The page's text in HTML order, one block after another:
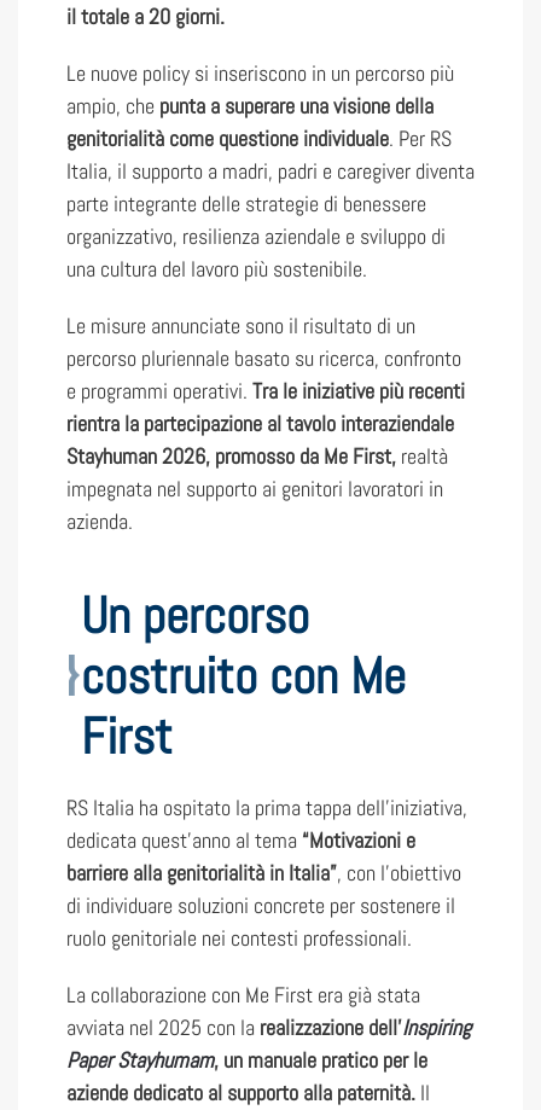
il totale a 20 giorni.
Le nuove policy si inseriscono in un percorso più
ampio, che punta a superare una visione della
genitorialità come questione individuale. Per RS
Italia, il supporto a madri, padri e caregiver diventa
parte integrante delle strategie di benessere
organizzativo, resilienza aziendale e sviluppo di
una cultura del lavoro più sostenibile.
Le misure annunciate sono il risultato di un
percorso pluriennale basato su ricerca, confronto
e programmi operativi. Tra le iniziative più recenti
rientra la partecipazione al tavolo interaziendale
Stayhuman 2026, promosso da Me First, realtà
impegnata nel supporto ai genitori lavoratori in
azienda.
Un percorso
costruito con Me
First
RS Italia ha ospitato la prima tappa dell’iniziativa,
dedicata quest’anno al tema “Motivazioni e
barriere alla genitorialità in Italia”, con l’obiettivo
di individuare soluzioni concrete per sostenere il
ruolo genitoriale nei contesti professionali.
La collaborazione con Me First era già stata
avviata nel 2025 con la realizzazione dell’Inspiring
Paper Stayhumam, un manuale pratico per le
aziende dedicato al supporto alla paternità. Il